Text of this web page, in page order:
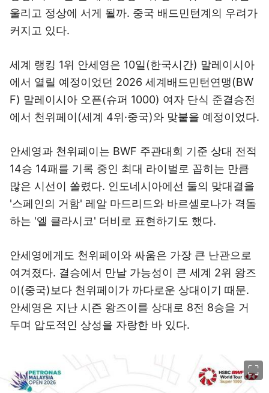
울리고 정상에 서게 될까. 중국 배드민턴계의 우려가
커지고 있다.
세계 랭킹 1위 안세영은 10일(한국시간) 말레이시아
에서 열릴 예정이었던 2026 세계배드민턴연맹(BW
F) 말레이시아 오픈(슈퍼 1000) 여자 단식 준결승전
에서 천위페이(세계 4위·중국)와 맞붙을 예정이었다.
안세영과 천위페이는 BWF 주관대회 기준 상대 전적
14승 14패를 기록 중인 최대 라이벌로 꼽히는 만큼
많은 시선이 쏠렸다. 인도네시아에선 둘의 맞대결을
'스페인의 거함' 레알 마드리드와 바르셀로나가 격돌
하는 '엘 클라시코' 더비로 표현하기도 했다.
안세영에게도 천위페이와 싸움은 가장 큰 난관으로
여겨졌다. 결승에서 만날 가능성이 큰 세계 2위 왕즈
이(중국)보다 천위페이가 까다로운 상대이기 때문.
안세영은 지난 시즌 왕즈이를 상대로 8전 8승을 거
두며 압도적인 상성을 자랑한 바 있다.